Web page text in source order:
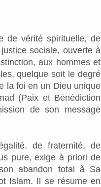
de vérité spirituelle, de
sociale, ouverte à
aux hommes et
quelque soit le degré
la foi en un Dieu unique
(Paix et Bénédiction
de son message
de fraternité, de
pure, exige à priori de
abandon total à Sa
Islam. Il se résume en